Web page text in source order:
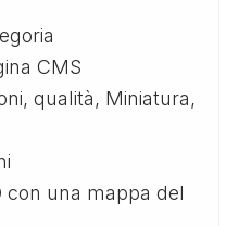
CMS
qualità, Miniatura,
con una mappa del